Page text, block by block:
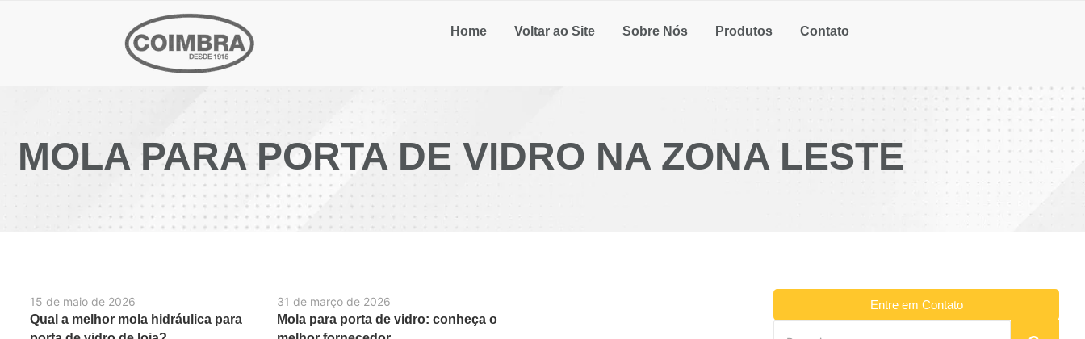
Home Voltar ao Site Sobre Nós Produtos Contato
MOLA PARA PORTA DE VIDRO NA ZONA LESTE
15 de maio de 2026
Qual a melhor mola hidráulica para
31 de março de 2026
Mola para porta de vidro: conheça o
Entre em Contato